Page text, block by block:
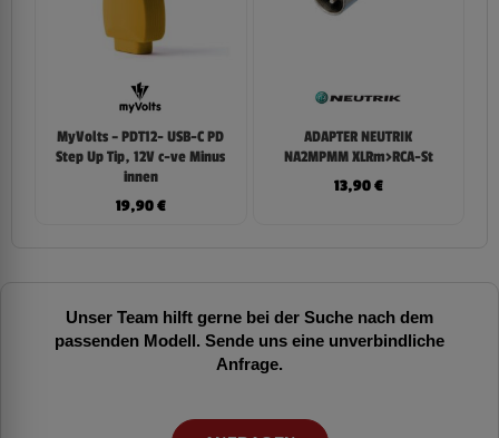
MyVolts – PDT12- USB-C PD
Step Up Tip, 12V c-ve Minus
innen
19,90€
ADAPTER NEUTRIK
NA2MPMM XLRm>RCA-St
13,90€
Unser Team hilft gerne bei der Suche nach dem
passenden Modell. Sende uns eine unverbindliche
Anfrage.